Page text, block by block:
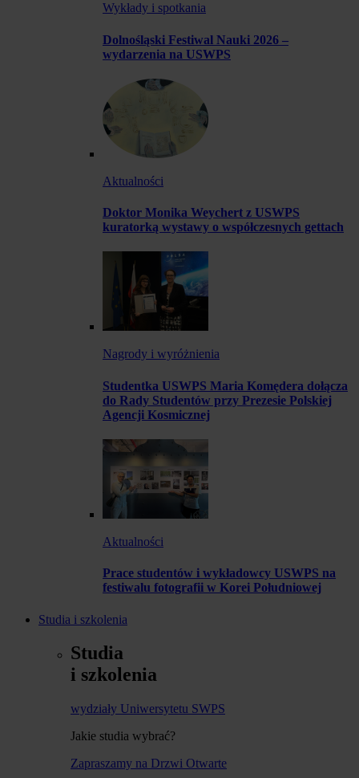
Wykłady i spotkania
Dolnośląski Festiwal Nauki 2026 –
wydarzenia na USWPS
Aktualności
Doktor Monika Weychert z USWPS
kuratorką wystawy o współczesnych gettach
Nagrody i wyróżnienia
Studentka USWPS Maria Komędera dołącza
do Rady Studentów przy Prezesie Polskiej
Agencji Kosmicznej
Aktualności
Prace studentów i wykładowcy USWPS na
festiwalu fotografii w Korei Południowej
Studia i szkolenia
Studia
i szkolenia
wydziały Uniwersytetu SWPS
Jakie studia wybrać?
Zapraszamy na Drzwi Otwarte